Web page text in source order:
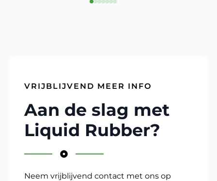
VRIJBLIJVEND MEER INFO
Aan de slag met
Liquid Rubber?
Neem vrijblijvend contact met ons op